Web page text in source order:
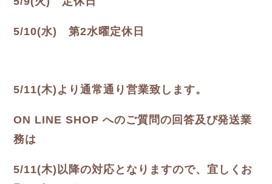
5/10(水) 第2水曜定休日
5/11(木)より通常通り営業致します。
ON LINE SHOP へのご質問の回答及び発送業
務は
5/11(木)以降の対応となりますので、宜しくお